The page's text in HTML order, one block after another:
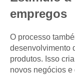
empregos
O processo
desenvolvimento
produtos. Isso
novos negócios e